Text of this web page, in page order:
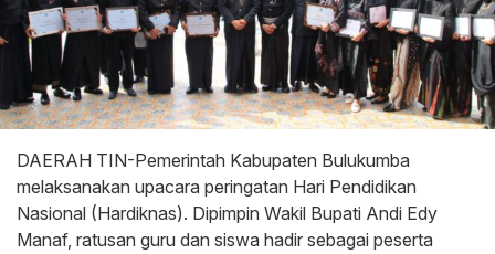
DAERAH TIN-Pemerintah Kabupaten Bulukumba
melaksanakan upacara peringatan Hari Pendidikan
Nasional (Hardiknas). Dipimpin Wakil Bupati Andi Edy
Manaf, ratusan guru dan siswa hadir sebagai peserta